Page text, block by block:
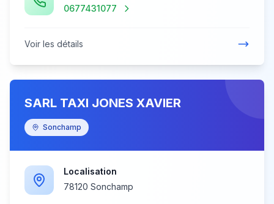
0677431077
Voir les détails
SARL TAXI JONES XAVIER
Sonchamp
Localisation
78120 Sonchamp